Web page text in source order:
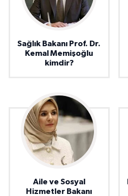
Sağlık Bakanı Prof. Dr.
Kemal Memişoğlu
kimdir?
Aile ve Sosyal
Hizmetler Bakanı